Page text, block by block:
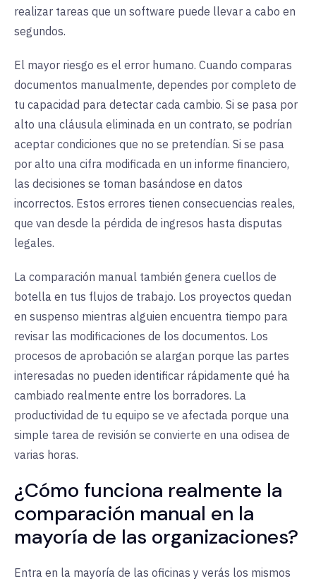
realizar tareas que un software puede llevar a cabo en
segundos.
El mayor riesgo es el error humano. Cuando comparas
documentos manualmente, dependes por completo de
tu capacidad para detectar cada cambio. Si se pasa por
alto una cláusula eliminada en un contrato, se podrían
aceptar condiciones que no se pretendían. Si se pasa
por alto una cifra modificada en un informe financiero,
las decisiones se toman basándose en datos
incorrectos. Estos errores tienen consecuencias reales,
que van desde la pérdida de ingresos hasta disputas
legales.
La comparación manual también genera cuellos de
botella en tus flujos de trabajo. Los proyectos quedan
en suspenso mientras alguien encuentra tiempo para
revisar las modificaciones de los documentos. Los
procesos de aprobación se alargan porque las partes
interesadas no pueden identificar rápidamente qué ha
cambiado realmente entre los borradores. La
productividad de tu equipo se ve afectada porque una
simple tarea de revisión se convierte en una odisea de
varias horas.
¿Cómo funciona realmente la
comparación manual en la
mayoría de las organizaciones?
Entra en la mayoría de las oficinas y verás los mismos